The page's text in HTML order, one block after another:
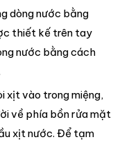
dòng nước bằng
thiết kế trên tay
nước bằng cách
xịt vào trong miệng,
về phía bồn rửa mặt
xịt nước. Để tạm